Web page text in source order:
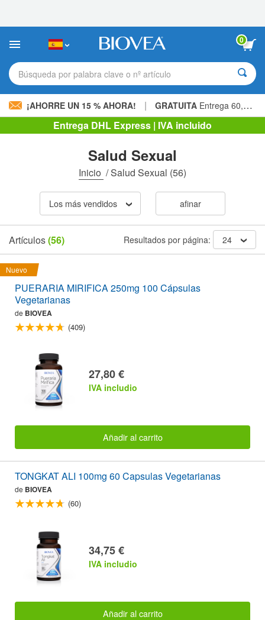
sitio
incluye
sistema
de
0
Búsqueda por palabra clave o nº artículo
¡AHORRE UN 15 % AHORA! | GRATUITA Entrega 60,00 € »
Entrega DHL Express | IVA incluido
Salud Sexual
Inicio /Salud Sexual (56)
Los más vendidos afinar
Artículos(56) Resultados por página: 24
Nuevo
PUERARIA MIRIFICA 250mg 100 Cápsulas
Vegetarianas
de BIOVEA
(409)
27,80 €
IVA includio
Añadir al carrito
TONGKAT ALI 100mg 60 Capsulas Vegetarianas
de BIOVEA
(60)
34,75 €
IVA includio
Añadir al carrito